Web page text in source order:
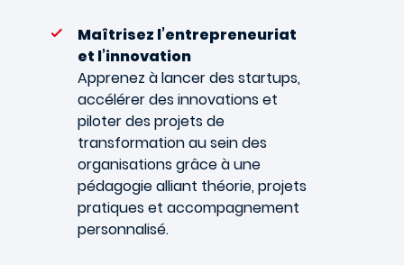
Maîtrisez l’entrepreneuriat
et l’innovation
Apprenez à lancer des startups,
accélérer des innovations et
piloter des projets de
transformation au sein des
organisations grâce à une
pédagogie alliant théorie, projets
pratiques et accompagnement
personnalisé.